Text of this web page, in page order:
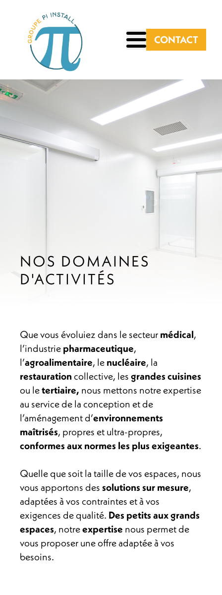
CONTACT
NOS DOMAINES
D'ACTIVITÉS
Que vous évoluiez dans le secteur médical,
l’industrie pharmaceutique,
l’agroalimentaire, le nucléaire, la
restauration collective, les grandes cuisines
ou letertiaire, nous mettons notre expertise
au service de la conception et de
l’aménagement d’environnements
maîtrisés, propres et ultra-propres,
conformes aux normes les plus exigeantes.
Quelle que soit la taille de vos espaces, nous
vous apportons des solutions sur mesure,
adaptées à vos contraintes et à vos
exigences de qualité. Des petits aux grands
espaces, notreexpertise nous permet de
vous proposer une offre adaptée à vos
besoins.